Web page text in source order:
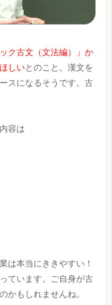
ク古文（文法編）」か
しいとのこと。漢文を
スになるそうです。古
容は
は本当にききやすい！
ています。ご自身が古
かもしれませんね。